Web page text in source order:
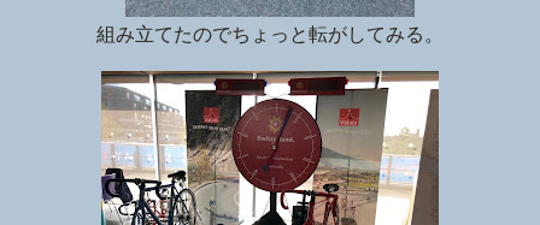
組み立てたのでちょっと転がしてみる。